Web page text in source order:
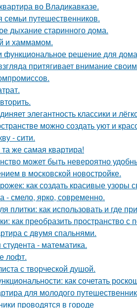
во Владикавказе.
семьи путешественников.
дыхание старинного дома.
и хаммамом.
функциональное решение для
притягивает внимание
элегантность классики и
можно создать уют и
- сити.
же самая квартира!
может быть невероятно
в московской новостройке.
как создать красивые узоры
- смело, ярко, современно.
плитки: как использовать и где
как преобразить пространство
с двумя спальнями.
- математика.
лофт.
с творческой душой.
как сочетать
для молодого
проводятся в городе